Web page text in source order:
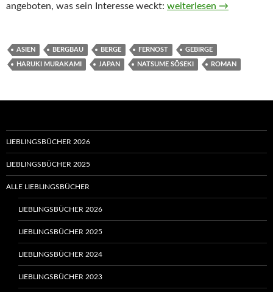
angeboten, was sein Interesse weckt: Der Bergmann von
weiterlesen →
ASIEN BERGBAU BERGE FERNOST GEBIRGE
HARUKI MURAKAMI JAPAN NATSUME SŌSEKI ROMAN
LIEBLINGSBÜCHER 2026
LIEBLINGSBÜCHER 2025
ALLE LIEBLINGSBÜCHER
LIEBLINGSBÜCHER 2026
LIEBLINGSBÜCHER 2025
LIEBLINGSBÜCHER 2024
LIEBLINGSBÜCHER 2023